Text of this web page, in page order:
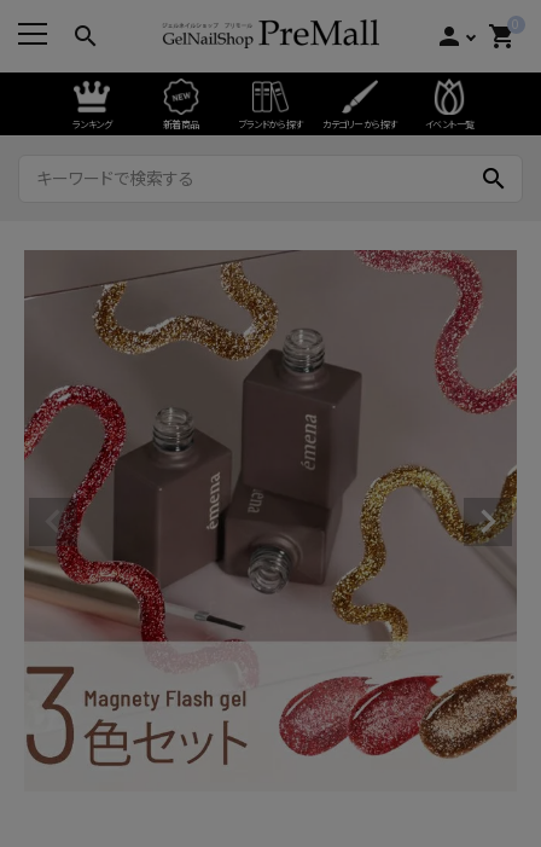
search person 0
shopping_cart
ランキング 新着商品 ブランドから探す カテゴリーから探す イベント一覧
search